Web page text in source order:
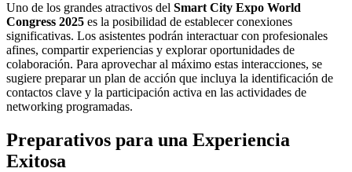
Uno de los grandes atractivos del Smart City Expo World
Congress 2025 es la posibilidad de establecer conexiones
significativas. Los asistentes podrán interactuar con profesionales
afines, compartir experiencias y explorar oportunidades de
colaboración. Para aprovechar al máximo estas interacciones, se
sugiere preparar un plan de acción que incluya la identificación de
contactos clave y la participación activa en las actividades de
networking programadas.
Preparativos para una Experiencia
Exitosa